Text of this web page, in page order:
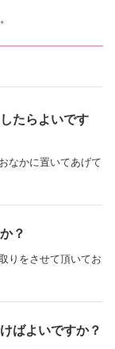
たらよいです
なかに置いてあげて
？
りをさせて頂いてお
ばよいですか？